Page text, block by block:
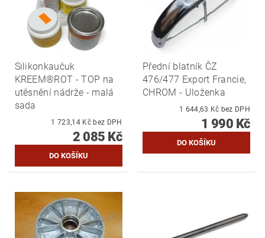
Silikonkaučuk
KREEM®ROT - TOP na
utěsnění nádrže - malá
sada
1 723,14 Kč bez DPH
2 085 Kč
Přední blatník ČZ
476/477 Export Francie,
CHROM - Uloženka
1 644,63 Kč bez DPH
1 990 Kč